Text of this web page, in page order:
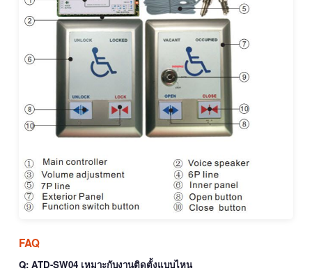
FAQ
Q: ATD-SW04 เหมาะกับงานติดตั้งแบบไหน